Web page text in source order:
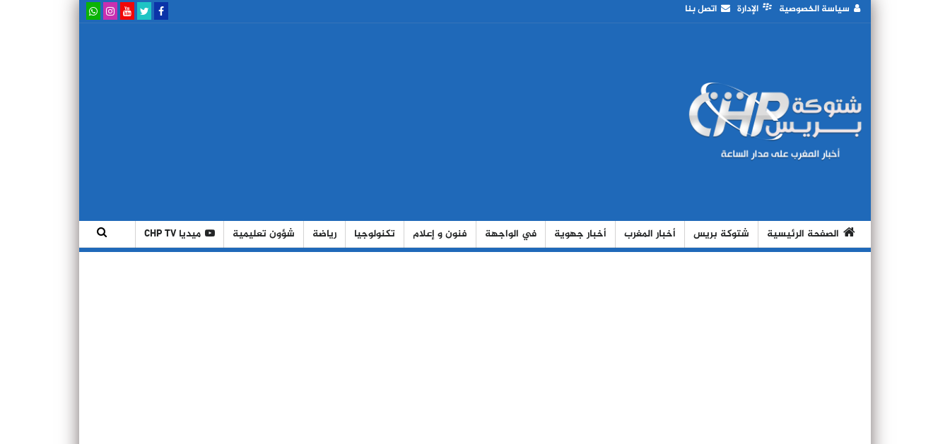
سياسة الخصوصية الإدارة اتصل بنا
الصفحة الرئيسية شتوكة بريس أخبار المغرب أخبار جهوية في الواجهة فنون و إعلام تكنولوجيا رياضة شؤون تعليمية ميديا CHP TV